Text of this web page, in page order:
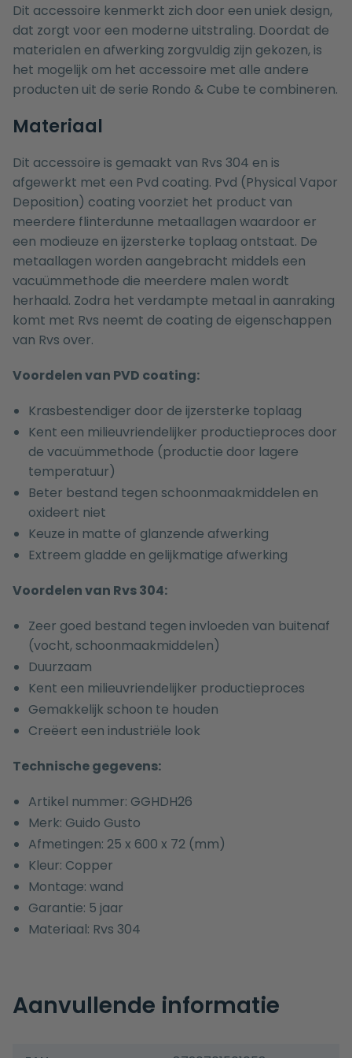
Dit accessoire kenmerkt zich door een uniek design,
dat zorgt voor een moderne uitstraling. Doordat de
materialen en afwerking zorgvuldig zijn gekozen, is
het mogelijk om het accessoire met alle andere
producten uit de serie Rondo & Cube te combineren.
Materiaal
Dit accessoire is gemaakt van Rvs 304 en is
afgewerkt met een Pvd coating. Pvd (Physical Vapor
Deposition) coating voorziet het product van
meerdere flinterdunne metaallagen waardoor er
een modieuze en ijzersterke toplaag ontstaat. De
metaallagen worden aangebracht middels een
vacuümmethode die meerdere malen wordt
herhaald. Zodra het verdampte metaal in aanraking
komt met Rvs neemt de coating de eigenschappen
van Rvs over.
Voordelen van PVD coating:
Krasbestendiger door de ijzersterke toplaag
Kent een milieuvriendelijker productieproces door
de vacuümmethode (productie door lagere
temperatuur)
Beter bestand tegen schoonmaakmiddelen en
oxideert niet
Keuze in matte of glanzende afwerking
Extreem gladde en gelijkmatige afwerking
Voordelen van Rvs 304:
Zeer goed bestand tegen invloeden van buitenaf
(vocht, schoonmaakmiddelen)
Duurzaam
Kent een milieuvriendelijker productieproces
Gemakkelijk schoon te houden
Creëert een industriële look
Technische gegevens:
Artikel nummer: GGHDH26
Merk: Guido Gusto
Afmetingen: 25 x 600 x 72 (mm)
Kleur: Copper
Montage: wand
Garantie: 5 jaar
Materiaal: Rvs 304
Aanvullende informatie